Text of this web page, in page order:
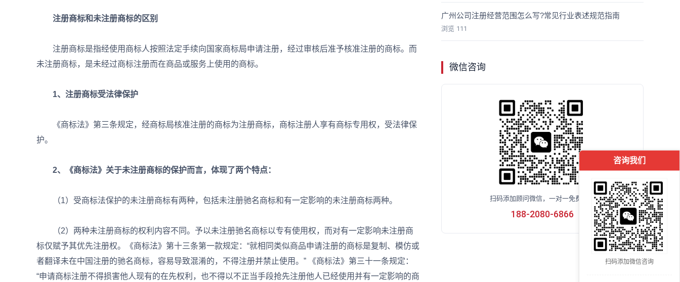
注册商标和未注册商标的区别
注册商标是指经使用商标人按照法定手续向国家商标局申请注册，经过审核后准予核准注册的商标。而
未注册商标，是未经过商标注册而在商品或服务上使用的商标。
1、注册商标受法律保护
《商标法》第三条规定，经商标局核准注册的商标为注册商标，商标注册人享有商标专用权，受法律保
护。
2、《商标法》关于未注册商标的保护而言，体现了两个特点：
（1）受商标法保护的未注册商标有两种，包括未注册驰名商标和有一定影响的未注册商标两种。
（2）两种未注册商标的权利内容不同。予以未注册驰名商标以专有使用权，而对有一定影响未注册商
标仅赋予其优先注册权。《商标法》第十三条第一款规定：“就相同类似商品申请注册的商标是复制、模仿或
者翻译未在中国注册的驰名商标，容易导致混淆的，不得注册并禁止使用。” 《商标法》第三十一条规定：
“申请商标注册不得损害他人现有的在先权利，也不得以不正当手段抢先注册他人已经使用并有一定影响的商
广州公司注册经营范围怎么写?常见行业表述规范指南
浏览 111
微信咨询
扫码添加顾问微信，一对一免费咨询
188-2080-6866
咨询我们
扫码添加微信咨询